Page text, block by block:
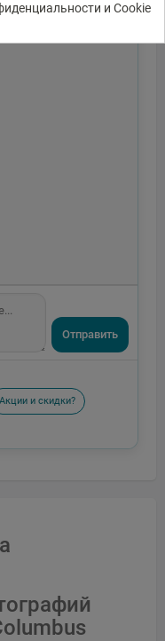
и Cookie
Отправить
Акции и скидки?